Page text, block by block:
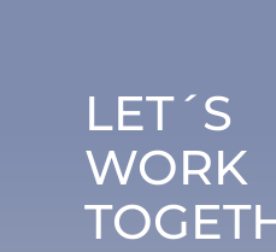
LET´S
WORK